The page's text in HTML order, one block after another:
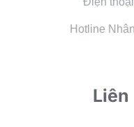
Hotline
Liên